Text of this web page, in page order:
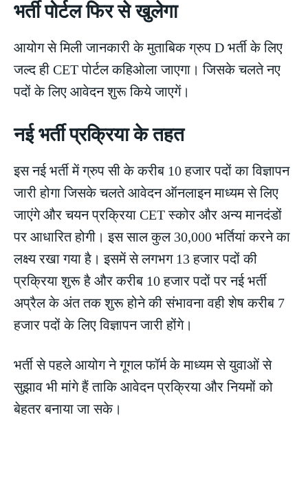
भर्ती पोर्टल फिर से खुलेगा
आयोग से मिली जानकारी के मुताबिक ग्रुप D भर्ती के लिए
जल्द ही CET पोर्टल कहिओला जाएगा। जिसके चलते नए
पदों के लिए आवेदन शुरू किये जाएगें।
नई भर्ती प्रक्रिया के तहत
इस नई भर्ती में ग्रुप सी के करीब 10 हजार पदों का विज्ञापन
जारी होगा जिसके चलते आवेदन ऑनलाइन माध्यम से लिए
जाएंगे और चयन प्रक्रिया CET स्कोर और अन्य मानदंडों
पर आधारित होगी। इस साल कुल 30,000 भर्तियां करने का
लक्ष्य रखा गया है। इसमें से लगभग 13 हजार पदों की
प्रक्रिया शुरू है और करीब 10 हजार पदों पर नई भर्ती
अप्रैल के अंत तक शुरू होने की संभावना वही शेष करीब 7
हजार पदों के लिए विज्ञापन जारी होंगे।
भर्ती से पहले आयोग ने गूगल फॉर्म के माध्यम से युवाओं से
सुझाव भी मांगे हैं ताकि आवेदन प्रक्रिया और नियमों को
बेहतर बनाया जा सके।